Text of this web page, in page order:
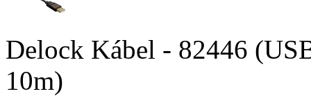
Delock Kábel - 82446
10m)